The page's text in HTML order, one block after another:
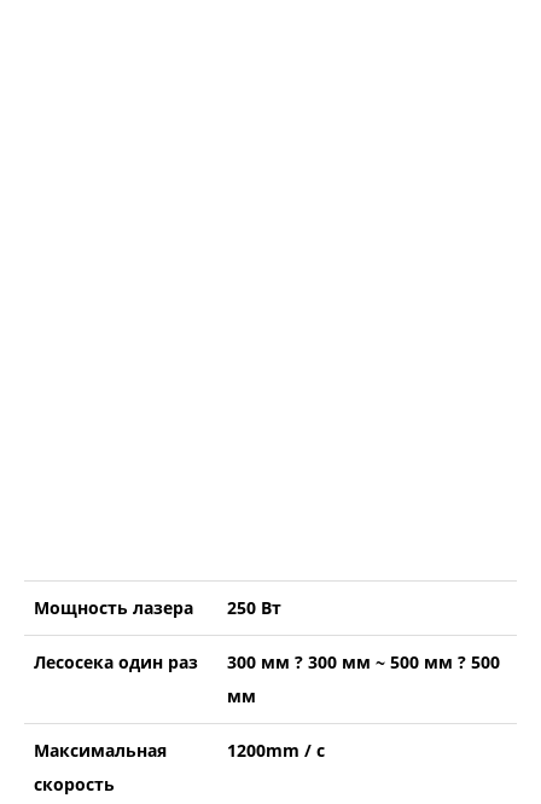
Мощность лазера 250 Вт
Лесосека один раз
300 мм ? 300 мм ~ 500 мм ? 500
мм
Максимальная
скорость
1200mm / с